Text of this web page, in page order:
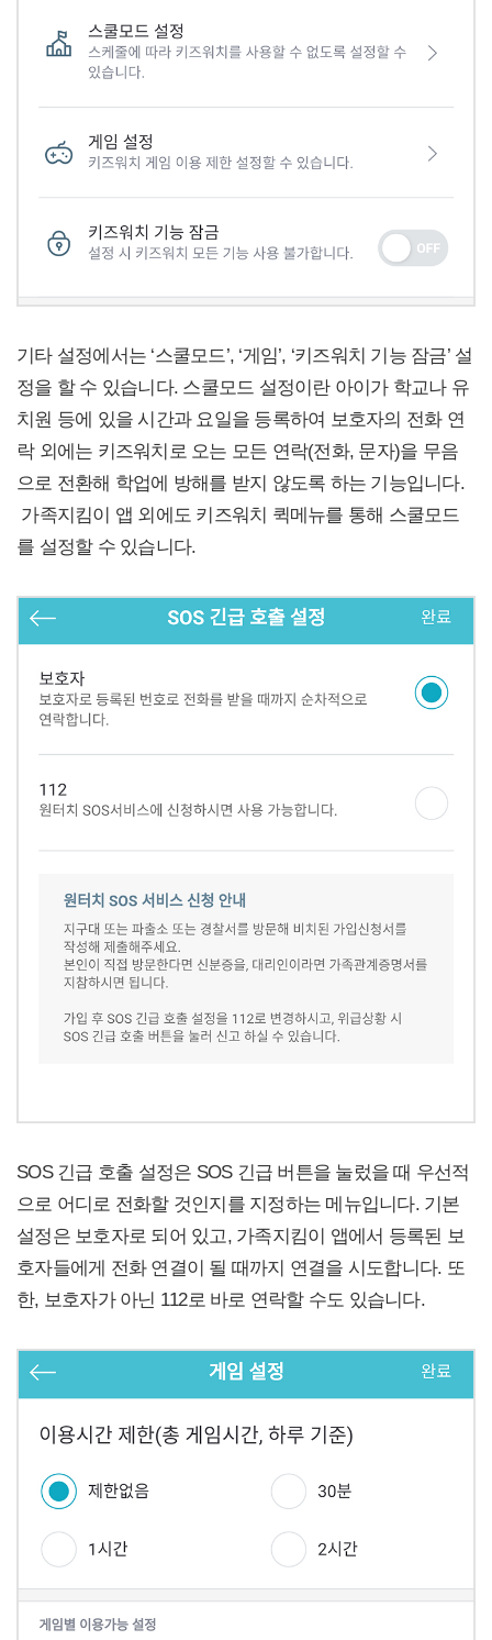
기타 설정에서는 ‘스쿨모드’, ‘게임’, ‘키즈워치 기능 잠금’ 설
정을 할 수 있습니다. 스쿨모드 설정이란 아이가 학교나 유
치원 등에 있을 시간과 요일을 등록하여 보호자의 전화 연
락 외에는 키즈워치로 오는 모든 연락(전화, 문자)을 무음
으로 전환해 학업에 방해를 받지 않도록 하는 기능입니다.
가족지킴이 앱 외에도 키즈워치 퀵메뉴를 통해 스쿨모드
를 설정할 수 있습니다.
SOS 긴급 호출 설정은 SOS 긴급 버튼을 눌렀을 때 우선적
으로 어디로 전화할 것인지를 지정하는 메뉴입니다. 기본
설정은 보호자로 되어 있고, 가족지킴이 앱에서 등록된 보
호자들에게 전화 연결이 될 때까지 연결을 시도합니다. 또
한, 보호자가 아닌 112로 바로 연락할 수도 있습니다.